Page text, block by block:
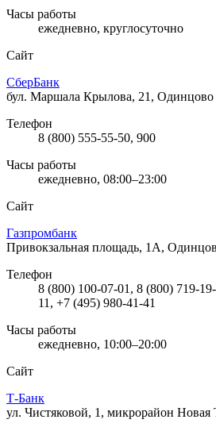
Часы работы
ежедневно, круглосуточно
Сайт
СберБанк
бул. Маршала Крылова, 21, Одинцово
Телефон
8 (800) 555-55-50, 900
Часы работы
ежедневно, 08:00–23:00
Сайт
Газпромбанк
Привокзальная площадь, 1А,
Телефон
8 (800) 100-07-01, 8 (800) 719-
11, +7 (495) 980-41-41
Часы работы
ежедневно, 10:00–20:00
Сайт
Т-Банк
ул. Чистяковой, 1, микрорайон